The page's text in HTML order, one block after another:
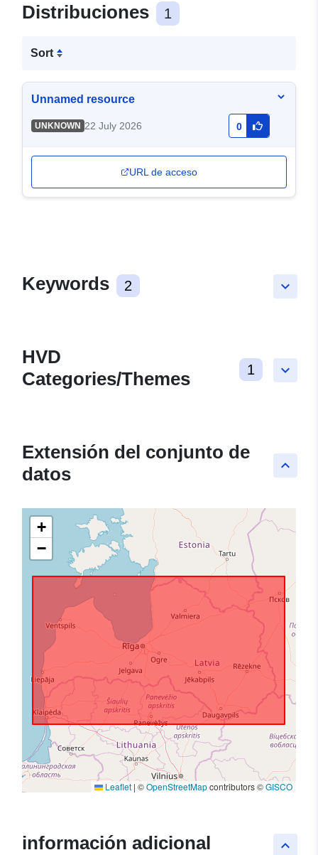
Distribuciones 1
Sort
Unnamed resource
UNKNOWN 22 July 2026 0
URL de acceso
keyboard_arrow_down
Keywords 2
keyboard_arrow_down
HVD
Categories/Themes
1
keyboard_arrow_up
Extensión del conjunto de
datos
+
−
Leaflet | ©OpenStreetMapcontributors ©GISCO
keyboard_arrow_up
información adicional